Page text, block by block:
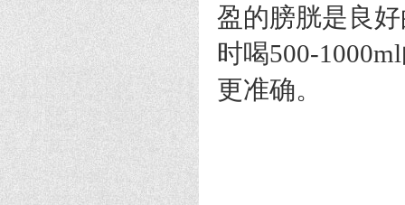
盈的膀胱是良
时喝500-
更准确。